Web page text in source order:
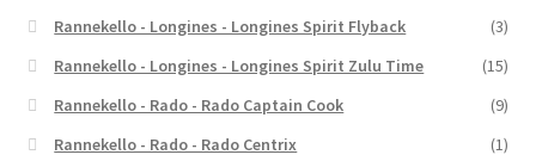
Rannekello - Longines - Longines Spirit Flyback
(3)
Rannekello - Longines - Longines Spirit Zulu Time
(15)
Rannekello - Rado - Rado Captain Cook
(9)
Rannekello - Rado - Rado Centrix
(1)